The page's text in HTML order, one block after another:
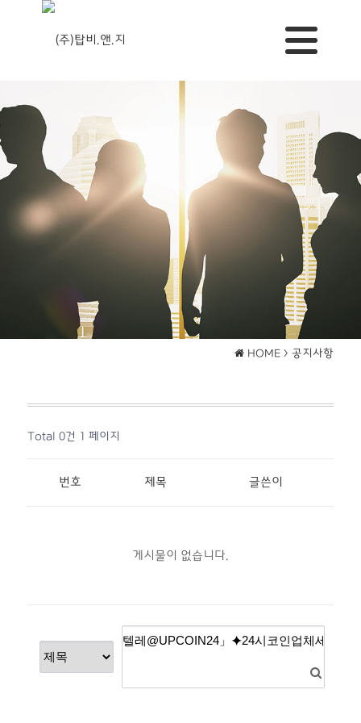
HOME > 공지사항
Total 0건 1 페이지
번호 제목 글쓴이
게시물이 없습니다.